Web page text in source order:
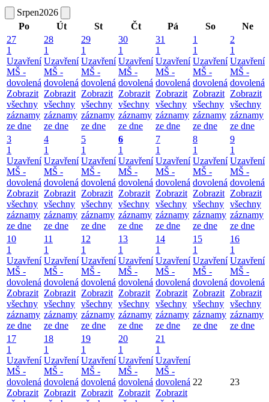
Srpen2026
Po
Út St Čt Pá So
Ne
27
1
Uzavření
MŠ -
dovolená
Zobrazit
všechny
záznamy
ze dne
28
1
Uzavření
MŠ -
dovolená
Zobrazit
všechny
záznamy
ze dne
29
1
Uzavření
MŠ -
dovolená
Zobrazit
všechny
záznamy
ze dne
30
1
Uzavření
MŠ -
dovolená
Zobrazit
všechny
záznamy
ze dne
31
1
Uzavření
MŠ -
dovolená
Zobrazit
všechny
záznamy
ze dne
1
1
Uzavření
MŠ -
dovolená
Zobrazit
všechny
záznamy
ze dne
2
1
Uzavření
MŠ -
dovolená
Zobrazit
všechny
záznamy
ze dne
3
1
Uzavření
MŠ -
dovolená
Zobrazit
všechny
záznamy
ze dne
4
1
Uzavření
MŠ -
dovolená
Zobrazit
všechny
záznamy
ze dne
5
1
Uzavření
MŠ -
dovolená
Zobrazit
všechny
záznamy
ze dne
6
1
Uzavření
MŠ -
dovolená
Zobrazit
všechny
záznamy
ze dne
7
1
Uzavření
MŠ -
dovolená
Zobrazit
všechny
záznamy
ze dne
8
1
Uzavření
MŠ -
dovolená
Zobrazit
všechny
záznamy
ze dne
9
1
Uzavření
MŠ -
dovolená
Zobrazit
všechny
záznamy
ze dne
10
1
Uzavření
MŠ -
dovolená
Zobrazit
všechny
záznamy
ze dne
11
1
Uzavření
MŠ -
dovolená
Zobrazit
všechny
záznamy
ze dne
12
1
Uzavření
MŠ -
dovolená
Zobrazit
všechny
záznamy
ze dne
13
1
Uzavření
MŠ -
dovolená
Zobrazit
všechny
záznamy
ze dne
14
1
Uzavření
MŠ -
dovolená
Zobrazit
všechny
záznamy
ze dne
15
1
Uzavření
MŠ -
dovolená
Zobrazit
všechny
záznamy
ze dne
16
1
Uzavření
MŠ -
dovolená
Zobrazit
všechny
záznamy
ze dne
17
1
Uzavření
MŠ -
dovolená
Zobrazit
18
1
Uzavření
MŠ -
dovolená
Zobrazit
19
1
Uzavření
MŠ -
dovolená
Zobrazit
20
1
Uzavření
MŠ -
dovolená
Zobrazit
21
1
Uzavření
MŠ -
dovolená
Zobrazit
22 23